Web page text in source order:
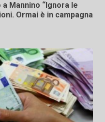
Mannino “Ignora le
Ormai è in campagna